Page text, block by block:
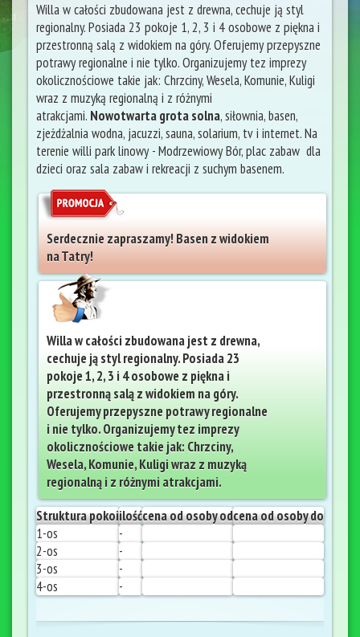
Willa w całości zbudowana jest z drewna, cechuje ją styl
regionalny. Posiada 23 pokoje 1, 2, 3 i 4 osobowe z piękna i
przestronną salą z widokiem na góry. Oferujemy przepyszne
potrawy regionalne i nie tylko. Organizujemy tez imprezy
okolicznościowe takie jak: Chrzciny, Wesela, Komunie, Kuligi
wraz z muzyką regionalną i z różnymi
atrakcjami. Nowotwarta grota solna, siłownia, basen,
zjeżdżalnia wodna, jacuzzi, sauna, solarium, tv i internet. Na
terenie willi park linowy - Modrzewiowy Bór, plac zabaw dla
dzieci oraz sala zabaw i rekreacji z suchym basenem.
Serdecznie zapraszamy! Basen z widokiem
na Tatry!
Willa w całości zbudowana jest z drewna,
cechuje ją styl regionalny. Posiada 23
pokoje 1, 2, 3 i 4 osobowe z piękna i
przestronną salą z widokiem na góry.
Oferujemy przepyszne potrawy regionalne
i nie tylko. Organizujemy tez imprezy
okolicznościowe takie jak: Chrzciny,
Wesela, Komunie, Kuligi wraz z muzyką
regionalną i z różnymi atrakcjami.
Struktura pokoiilośćcena od osoby odcena od osoby do
1-os
-
2-os
-
3-os
-
4-os
-